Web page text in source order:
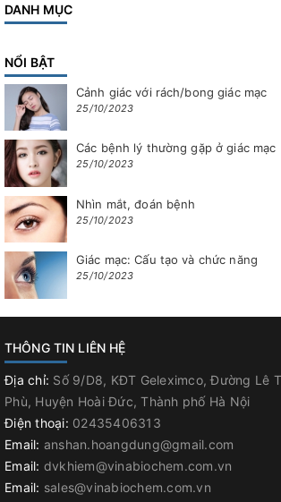
DANH MỤC
NỔI BẬT
Cảnh giác với rách/bong giác mạc
25/10/2023
Các bệnh lý thường gặp ở giác mạc
25/10/2023
Nhìn mắt, đoán bệnh
25/10/2023
Giác mạc: Cấu tạo và chức năng
25/10/2023
THÔNG TIN LIÊN HỆ
Địa chỉ: Số 9/D8, KĐT Geleximco, Đường Lê
Phù, Huyện Hoài Đức, Thành phố Hà Nội
Điện thoại: 02435406313
Email: anshan.hoangdung@gmail.com
Email: dvkhiem@vinabiochem.com.vn
Email: sales@vinabiochem.com.vn